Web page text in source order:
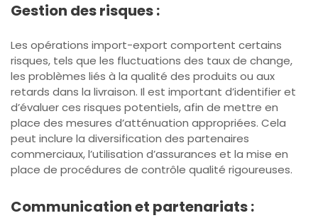
Gestion des risques :
Les opérations import-export comportent certains
risques, tels que les fluctuations des taux de change,
les problèmes liés à la qualité des produits ou aux
retards dans la livraison. Il est important d’identifier et
d’évaluer ces risques potentiels, afin de mettre en
place des mesures d’atténuation appropriées. Cela
peut inclure la diversification des partenaires
commerciaux, l’utilisation d’assurances et la mise en
place de procédures de contrôle qualité rigoureuses.
Communication et partenariats :